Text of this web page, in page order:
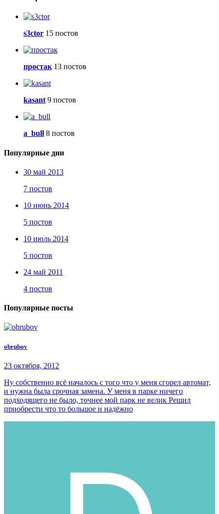
s3ctor 15 постов
простак 13 постов
kasant 9 постов
a_bull 8 постов
Популярные дни
30 май 2013
7 постов
10 июнь 2014
5 постов
10 июль 2014
5 постов
24 май 2011
4 постов
Популярные посты
obrubov
23 октября, 2012
Ну собственно всё началось с того что у меня сгорел автомат,
и нужна была срочная замена. У меня в парке ничего
подходящего не было, точнее мой парк не велик Решил
приобрести что то большое и надёжно